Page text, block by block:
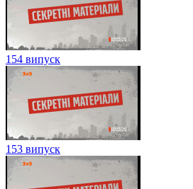
154 випуск
153 випуск